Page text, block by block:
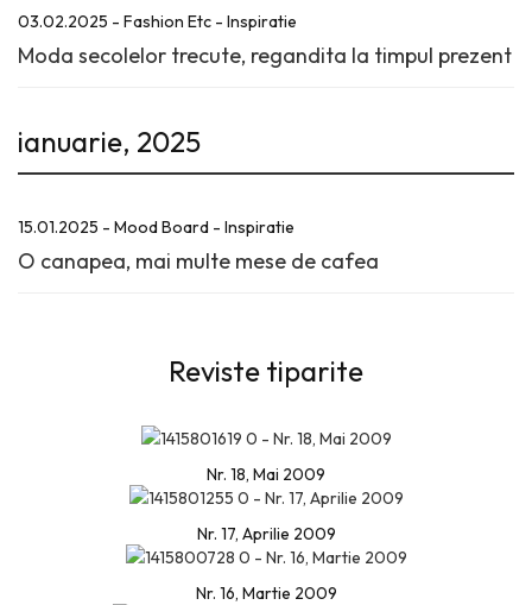
03.02.2025 - Fashion Etc - Inspiratie
Moda secolelor trecute, regandita la timpul prezent
ianuarie, 2025
15.01.2025 - Mood Board - Inspiratie
O canapea, mai multe mese de cafea
Reviste tiparite
Nr. 18, Mai 2009
Nr. 17, Aprilie 2009
Nr. 16, Martie 2009